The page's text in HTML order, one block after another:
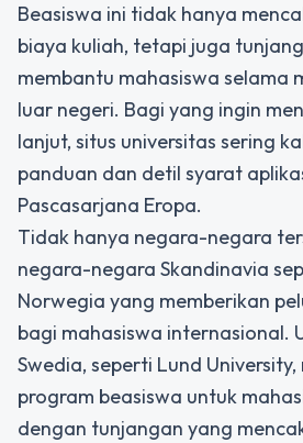
Beasiswa ini tidak hanya
biaya kuliah, tetapi juga
membantu mahasiswa selama
luar negeri. Bagi yang ingin
lanjut, situs universitas sering
panduan dan detil syarat
Pascasarjana Eropa.
Tidak hanya negara-negara
negara-negara Skandinavia
Norwegia yang memberikan
bagi mahasiswa internasional.
Swedia, seperti Lund
program beasiswa untuk
dengan tunjangan yang